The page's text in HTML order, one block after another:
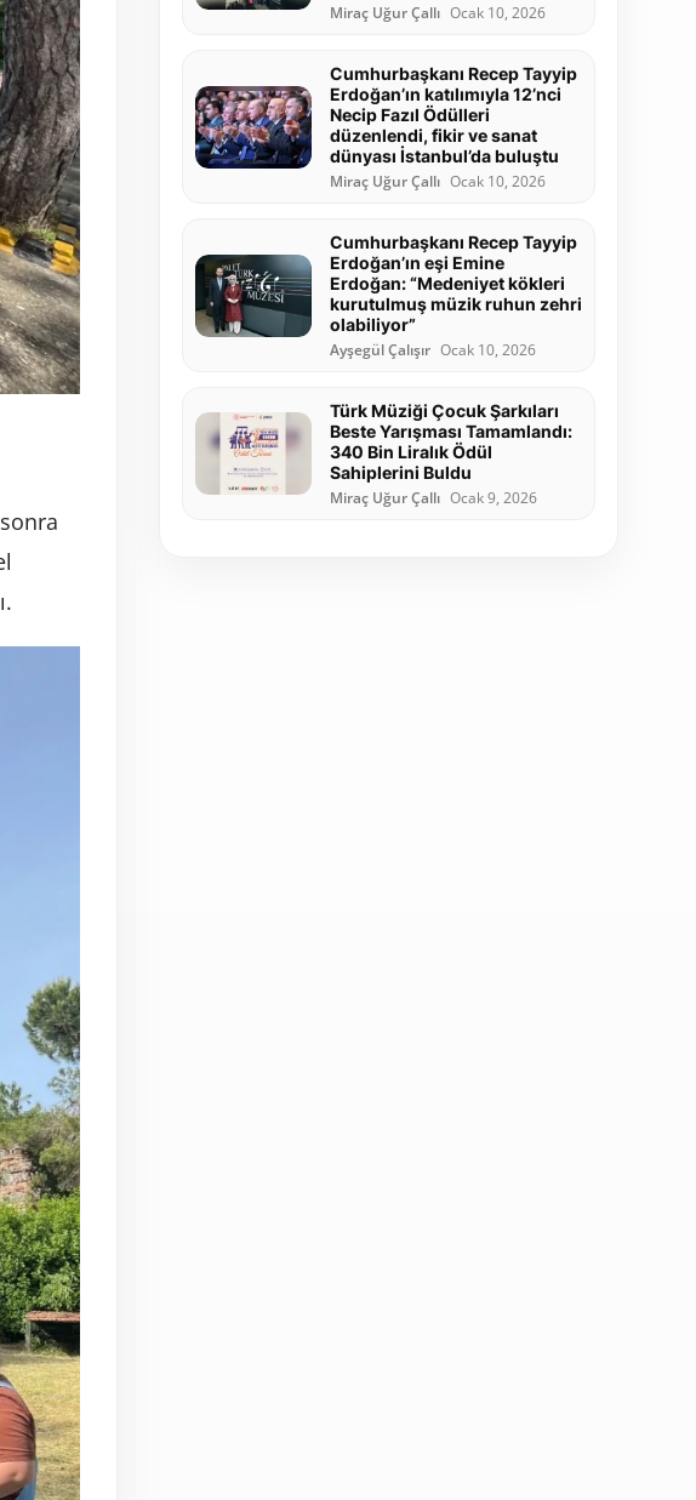
Miraç Uğur Çallı Ocak 10, 2026
Cumhurbaşkanı Recep Tayyip
Erdoğan’ın katılımıyla 12’nci
Necip Fazıl Ödülleri
düzenlendi, fikir ve sanat
dünyası İstanbul’da buluştu
Miraç Uğur Çallı Ocak 10, 2026
Cumhurbaşkanı Recep Tayyip
Erdoğan’ın eşi Emine
Erdoğan: “Medeniyet kökleri
kurutulmuş müzik ruhun zehri
olabiliyor”
Ayşegül Çalışır Ocak 10, 2026
Türk Müziği Çocuk Şarkıları
Beste Yarışması Tamamlandı:
340 Bin Liralık Ödül
Sahiplerini Buldu
Miraç Uğur Çallı Ocak 9, 2026